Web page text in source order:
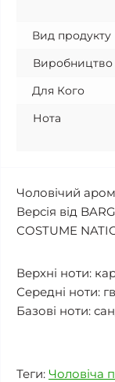
Вид продукту
Виробництво
Для Кого
Нота
Чоловічий
Версія від
COSTUME
Верхні ноти:
Середні ноти:
Базові ноти:
Теги: Чоловіча